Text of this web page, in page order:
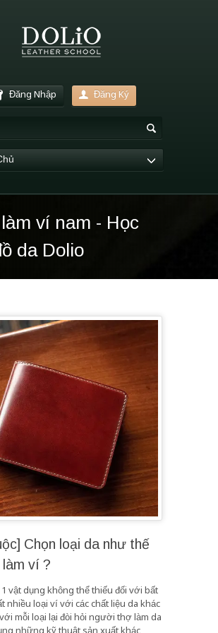
Đăng Nhập Đăng Ký
ví nam - Học
da Dolio
Chọn loại da như thế
ví ?
1 vật dụng không thể thiếu đối với bất
nhiều loại ví với các chất liệu da khác
mỗi loại lại đòi hỏi người thợ làm da